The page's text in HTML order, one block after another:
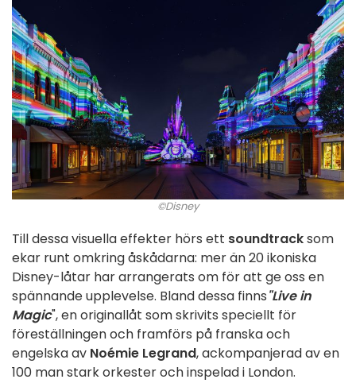
©Disney
Till dessa visuella effekter hörs ett soundtracksom
ekar runt omkring åskådarna: mer än 20 ikoniska
Disney-låtar har arrangerats om för att ge oss en
spännande upplevelse. Bland dessa finns"Live in
Magic", en originallåt som skrivits speciellt för
föreställningen och framförs på franska och
engelska av Noémie Legrand, ackompanjerad av en
100 man stark orkester och inspelad i London.